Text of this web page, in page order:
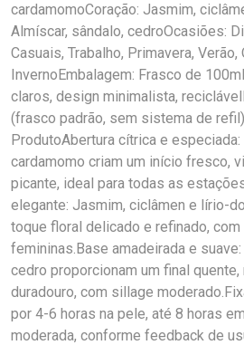
cardamomoCoração: Jasmim,
Almíscar, sândalo, cedroOcasiões:
Casuais, Trabalho, Primavera, Verão,
InvernoEmbalagem: Frasco de
claros, design minimalista,
(frasco padrão, sem sistema de
ProdutoAbertura cítrica e
cardamomo criam um início fresco,
picante, ideal para todas as
elegante: Jasmim, ciclâmen e lírio-
toque floral delicado e refinado,
femininas.Base amadeirada e
cedro proporcionam um final
duradouro, com sillage
por 4-6 horas na pele, até 8 horas
moderada, conforme feedback de